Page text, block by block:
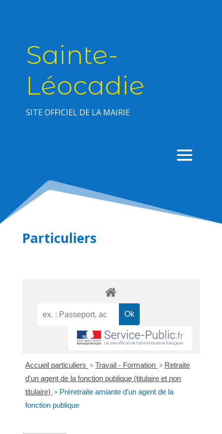
Sainte-
Léocadie
SITE OFFICIEL DE LA MAIRIE
Particuliers
Accueil particuliers > Travail - Formation > Retraite
d'un agent de la fonction publique (titulaire et non
titulaire) > Préretraite amiante d'un agent de la
fonction publique